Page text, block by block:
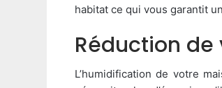
habitat ce qui vous garantit
Réduction
L’humidification de votre